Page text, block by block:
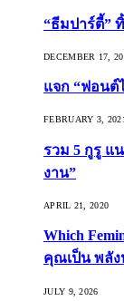
“ธีมปาร์ตี้”
DECEMBER 17,
แจก “ฟอนต์
FEBRUARY 3,
รวม 5 กูรู แ
งาน”
APRIL 21, 2020
Which
คุณเป็น พลัง
JULY 9, 2026